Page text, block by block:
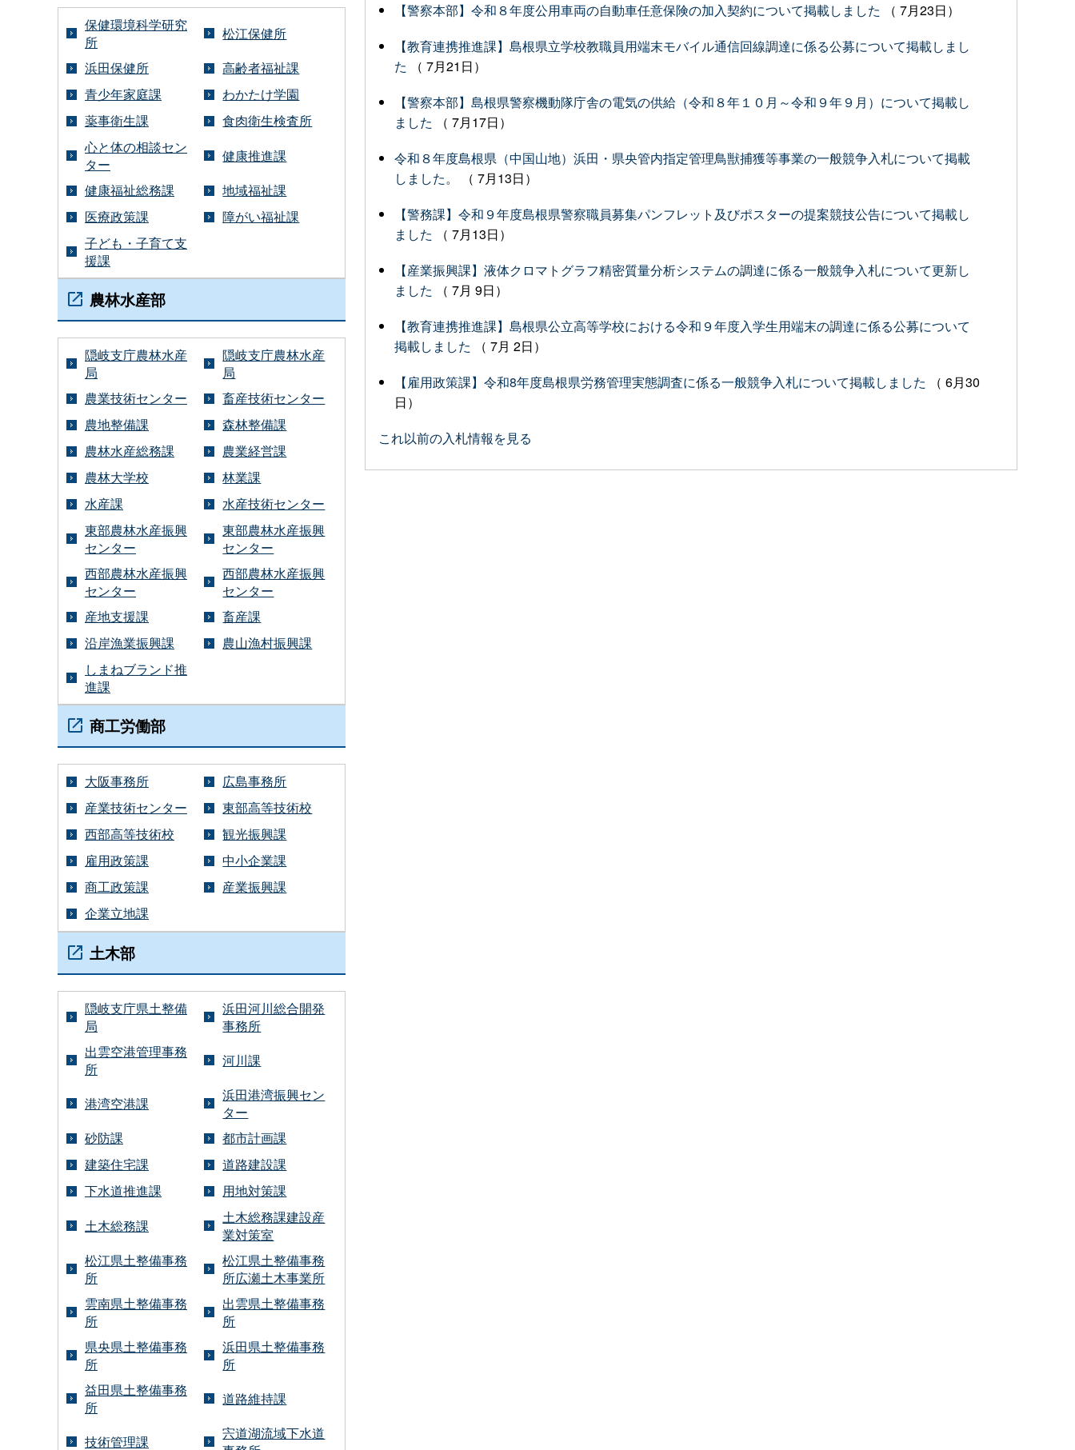
【警察本部】令和８年度公用車両の自動車任意保険の加入契約について掲載しました
（ 7月23日）
【教育連携推進課】島根県立学校教職員用端末モバイル通信回線調達に係る公募について掲載しまし
た
（ 7月21日）
【警察本部】島根県警察機動隊庁舎の電気の供給（令和８年１０月～令和９年９月）について掲載し
ました
（ 7月17日）
令和８年度島根県（中国山地）浜田・県央管内指定管理鳥獣捕獲等事業の一般競争入札について掲載
しました。
（ 7月13日）
【警務課】令和９年度島根県警察職員募集パンフレット及びポスターの提案競技公告について掲載し
ました
（ 7月13日）
【産業振興課】液体クロマトグラフ精密質量分析システムの調達に係る一般競争入札について更新し
ました
（ 7月 9日）
【教育連携推進課】島根県公立高等学校における令和９年度入学生用端末の調達に係る公募について
掲載しました
（ 7月 2日）
【雇用政策課】令和8年度島根県労務管理実態調査に係る一般競争入札について掲載しました
（ 6月30
日）
これ以前の入札情報を見る
保健環境科学研究
所
松江保健所
浜田保健所
高齢者福祉課
青少年家庭課
わかたけ学園
薬事衛生課
食肉衛生検査所
心と体の相談セン
ター
健康推進課
健康福祉総務課
地域福祉課
医療政策課
障がい福祉課
子ども・子育て支
援課
農林水産部
隠岐支庁農林水産
局
隠岐支庁農林水産
局
農業技術センター
畜産技術センター
農地整備課
森林整備課
農林水産総務課
農業経営課
農林大学校
林業課
水産課
水産技術センター
東部農林水産振興
センター
東部農林水産振興
センター
西部農林水産振興
センター
西部農林水産振興
センター
産地支援課
畜産課
沿岸漁業振興課
農山漁村振興課
しまねブランド推
進課
商工労働部
大阪事務所
広島事務所
産業技術センター
東部高等技術校
西部高等技術校
観光振興課
雇用政策課
中小企業課
商工政策課
産業振興課
企業立地課
土木部
隠岐支庁県土整備
局
浜田河川総合開発
事務所
出雲空港管理事務
所
河川課
港湾空港課
浜田港湾振興セン
ター
砂防課
都市計画課
建築住宅課
道路建設課
下水道推進課
用地対策課
土木総務課
土木総務課建設産
業対策室
松江県土整備事務
所
松江県土整備事務
所広瀬土木事業所
雲南県土整備事務
所
出雲県土整備事務
所
県央県土整備事務
所
浜田県土整備事務
所
益田県土整備事務
所
道路維持課
技術管理課
宍道湖流域下水道